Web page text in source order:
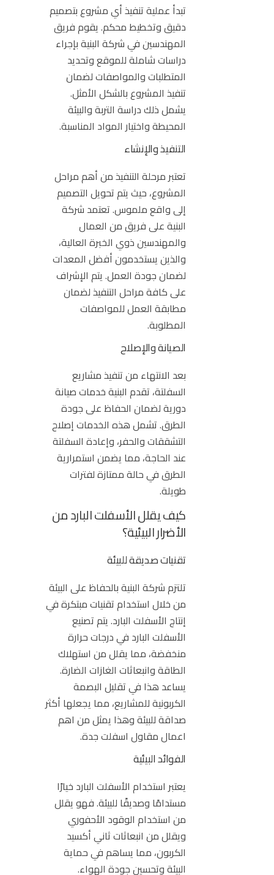
تبدأ عملية تنفيذ أي مشروع بتصميم
دقيق وتخطيط محكم. يقوم فريق
المهندسين في شركة البنية بإجراء
دراسات شاملة للموقع وتحديد
المتطلبات والمواصفات لضمان
تنفيذ المشروع بالشكل الأمثل.
يشمل ذلك دراسة التربة والبيئة
المحيطة واختيار المواد المناسبة.
التنفيذ والإنشاء
تعتبر مرحلة التنفيذ من أهم مراحل
المشروع، حيث يتم تحويل التصميم
إلى واقع ملموس. تعتمد شركة
البنية على فريق من العمال
والمهندسين ذوي الخبرة العالية،
والذين يستخدمون أفضل المعدات
لضمان جودة العمل. يتم الإشراف
على كافة مراحل التنفيذ لضمان
مطابقة العمل للمواصفات
المطلوبة.
الصيانة والإصلاح
بعد الانتهاء من تنفيذ مشاريع
السفلتة، تقدم البنية خدمات صيانة
دورية لضمان الحفاظ على جودة
الطرق. تشمل هذه الخدماتإصلاح
التشققاتوالحفر، وإعادة السفلتة
عند الحاجة، مما يضمن استمرارية
الطرق في حالة ممتازة لفترات
طويلة.
كيف يقلل الأسفلت البارد من
الأضرار البيئية؟
تقنيات صديقة للبيئة
تلتزم شركة البنية بالحفاظ على البيئة
من خلال استخدام تقنيات مبتكرة في
إنتاج الأسفلت البارد. يتم تصنيع
الأسفلت البارد في درجات حرارة
منخفضة، مما يقلل من استهلاك
الطاقة وانبعاثات الغازات الضارة.
يساعد هذا في تقليل البصمة
الكربونية للمشاريع، مما يجعلها أكثر
صداقة للبيئة وهذا يمثل من اهم
اعمال مقاول اسفلت جدة.
الفوائد البيئية
يعتبر استخدام الأسفلت البارد خيارًا
مستدامًا وصديقًا للبيئة. فهو يقلل
من استخدام الوقود الأحفوري
ويقلل من انبعاثات ثاني أكسيد
الكربون، مما يساهم في حماية
البيئة وتحسين جودة الهواء.